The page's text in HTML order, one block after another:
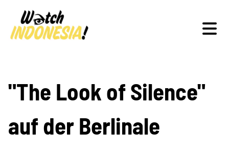
Schwerpunkte
Veranstaltungen
"The Look of Silence"
auf der Berlinale